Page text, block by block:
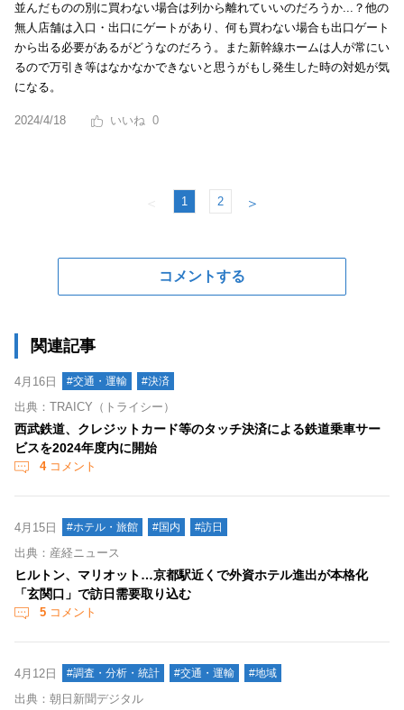
並んだものの別に買わない場合は列から離れていいのだろうか...？他の
無人店舗は入口・出口にゲートがあり、何も買わない場合も出口ゲート
から出る必要があるがどうなのだろう。また新幹線ホームは人が常にい
るので万引き等はなかなかできないと思うがもし発生した時の対処が気
になる。
2024/4/18 0
＜ 1 2 ＞
コメントする
関連記事
4月16日 #交通・運輸 #決済
出典：TRAICY（トライシー）
西武鉄道、クレジットカード等のタッチ決済による鉄道乗車サー
ビスを2024年度内に開始
4コメント
4月15日 #ホテル・旅館 #国内 #訪日
出典：産経ニュース
ヒルトン、マリオット…京都駅近くで外資ホテル進出が本格化
「玄関口」で訪日需要取り込む
5 コメント
4月12日 #調査・分析・統計 #交通・運輸 #地域
出典：朝日新聞デジタル